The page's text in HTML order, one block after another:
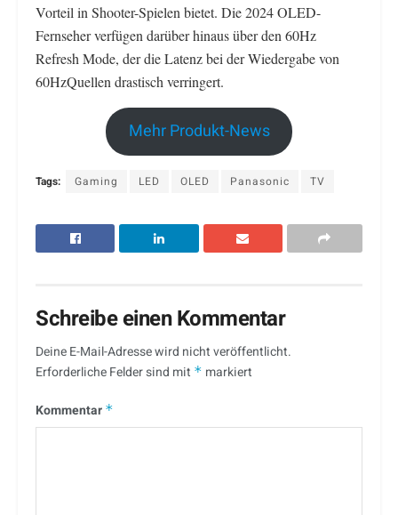
Vorteil in Shooter-Spielen bietet. Die 2024 OLED-
Fernseher verfügen darüber hinaus über den 60Hz
Refresh Mode, der die Latenz bei der Wiedergabe von
60HzQuellen drastisch verringert.
Mehr Produkt-News
Tags: Gaming LED OLED Panasonic TV
Schreibe einen Kommentar
Deine E-Mail-Adresse wird nicht veröffentlicht.
Erforderliche Felder sind mit * markiert
Kommentar *